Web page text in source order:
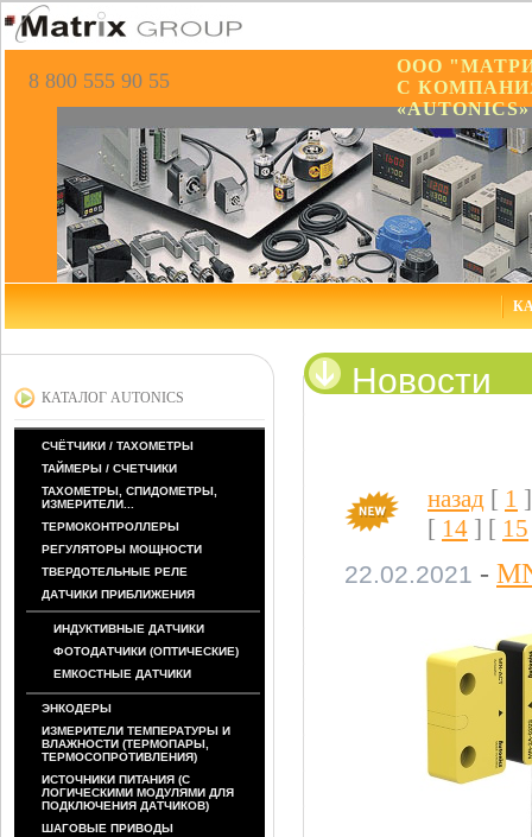
ООО
С
«AUTONICS»
8 800 555 90 55
КАТАЛОГ AUTONICS
СЧЁТЧИКИ / ТАХОМЕТРЫ
ТАЙМЕРЫ / СЧЕТЧИКИ
ТАХОМЕТРЫ, СПИДОМЕТРЫ,
ИЗМЕРИТЕЛИ...
ТЕРМОКОНТРОЛЛЕРЫ
РЕГУЛЯТОРЫ МОЩНОСТИ
ТВЕРДОТЕЛЬНЫЕ РЕЛЕ
ДАТЧИКИ ПРИБЛИЖЕНИЯ
ИНДУКТИВНЫЕ ДАТЧИКИ
ФОТОДАТЧИКИ (ОПТИЧЕСКИЕ)
ЕМКОСТНЫЕ ДАТЧИКИ
ЭНКОДЕРЫ
ИЗМЕРИТЕЛИ ТЕМПЕРАТУРЫ И
ВЛАЖНОСТИ (ТЕРМОПАРЫ,
ТЕРМОСОПРОТИВЛЕНИЯ)
ИСТОЧНИКИ ПИТАНИЯ (С
ЛОГИЧЕСКИМИ МОДУЛЯМИ ДЛЯ
ПОДКЛЮЧЕНИЯ ДАТЧИКОВ)
ШАГОВЫЕ ПРИВОДЫ
Новости
назад [ 1
[ 14 ] [ 15
22.02.2021 -